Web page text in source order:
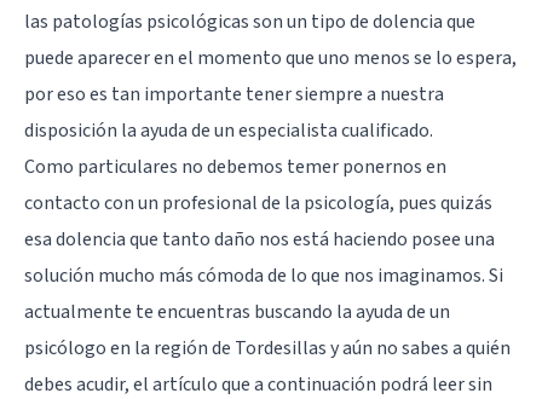
las patologías psicológicas son un tipo de dolencia que
puede aparecer en el momento que uno menos se lo espera,
por eso es tan importante tener siempre a nuestra
disposición la ayuda de un especialista cualificado.
Como particulares no debemos temer ponernos en
contacto con un profesional de la psicología, pues quizás
esa dolencia que tanto daño nos está haciendo posee una
solución mucho más cómoda de lo que nos imaginamos. Si
actualmente te encuentras buscando la ayuda de un
psicólogo en la región de Tordesillas y aún no sabes a quién
debes acudir, el artículo que a continuación podrá leer sin